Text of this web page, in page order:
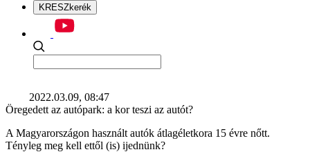
KRESZkerék
2022.03.09, 08:47
Öregedett az autópark: a kor teszi az autót?
A Magyarországon használt autók átlagéletkora 15 évre nőtt.
Tényleg meg kell ettől (is) ijednünk?